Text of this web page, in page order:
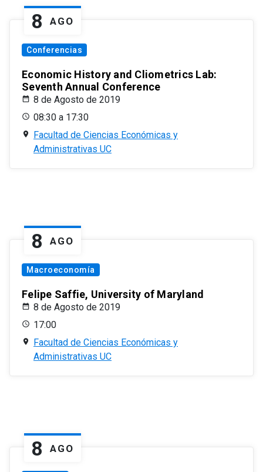
8 AGO
Conferencias
Economic History and Cliometrics Lab:
Seventh Annual Conference
8 de Agosto de 2019
08:30 a 17:30
Facultad de Ciencias Económicas y
Administrativas UC
8 AGO
Macroeconomía
Felipe Saffie, University of Maryland
8 de Agosto de 2019
17:00
Facultad de Ciencias Económicas y
Administrativas UC
8 AGO